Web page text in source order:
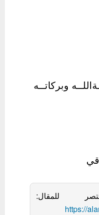
وبركاتــه
للمقال:
https://